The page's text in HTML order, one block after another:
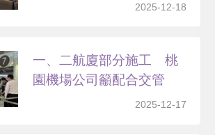
2025-12-18
一、二航廈部分施工 桃
園機場公司籲配合交管
2025-12-17